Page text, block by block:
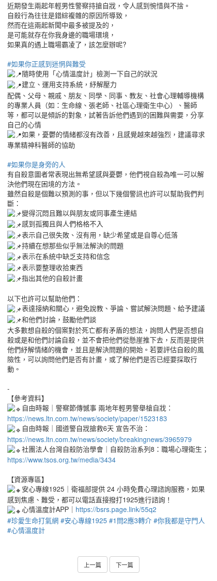
近期發生兩起年輕男性警察持搶自戕，令人感到惋惜與不捨。
自殺行為往往是錯綜複雜的原因所導致，
然而在這兩起新聞中最多被提及的，
是可能就存在你我身邊的職場環境，
如果真的遇上職場霸凌了，該怎麼辦呢?
#如果你正感到迷惘與難受
隨時使用「心情溫度計」檢測一下自己的狀況
建立、運用支持系統，紓解壓力
配偶、父母、親戚、朋友、同學、同事、教友、社會心理輔導機構
的專業人員（如：生命線、張老師、社區心理衛生中心）、醫師
等，都可以是傾訴的對象，試著告訴他們遇到的困難與需要，分享
自己的心情
如果，憂鬱的情緒都沒有改善，且感覺越來越強烈，建議尋求
專業精神科醫師的協助
#如果你是身旁的人
有自殺意圖者常表現出無希望感與憂鬱，他們視自殺為唯一可以解
決他們現在困境的方法。
雖然自殺是個難以預測的事，但以下幾個警訊也許可以幫助我們判
斷：
變得沉悶且難以與朋友或同事產生連結
感到孤獨且與人們格格不入
表示自己很失敗、沒有用，缺少希望或是自尊心低落
持續在想那些似乎無法解決的問題
表示在系統中缺乏支持和信念
表示要整理收拾東西
指出其他的自殺計畫
以下也許可以幫助他們：
表達接納和關心，避免說教、爭論、嘗試解決問題、給予建議
和他們討論，鼓勵他們談
大多數想自殺的個案對於死亡都有矛盾的想法，詢問人們是否想自
殺或是和他們討論自殺，並不會把他們從懸崖推下去，反而是提供
他們紓解情緒的機會，並且是解決問題的開始。若要評估自殺的風
險性，可以詢問他們是否有計畫，或了解他們是否已經要採取行
動。
-
【參考資料】
自由時報｜警察節傳憾事 兩地年輕男警舉槍自戕：
https://news.ltn.com.tw/news/society/paper/1523183
自由時報｜國道警自戕搶救6天 宣告不治：
https://news.ltn.com.tw/news/society/breakingnews/3965979
社團法人台灣自殺防治學會｜自殺防治系列8：職場心理衛生；
https://www.tsos.org.tw/media/3434
【資源專區】
安心專線1925｜衛福部提供 24 小時免費心理諮詢服務，如果
感到焦慮、難受，都可以電話直接撥打1925進行諮詢！
心情溫度計APP｜ https://bsrs.page.link/55q2
#珍愛生命打氣網 #安心專線1925 #1問2應3轉介 #你我都是守門人
#心情溫度計
上一篇 下一篇